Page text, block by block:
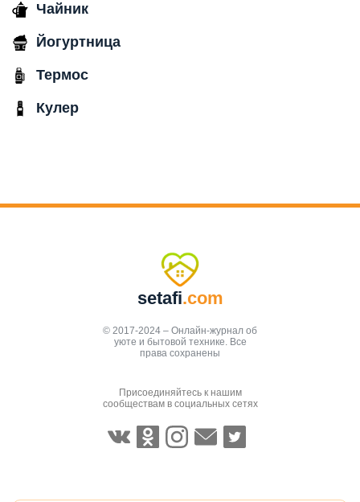
Чайник
Йогуртница
Термос
Кулер
setafi.com
© 2017-2024 – Онлайн-журнал об
уюте и бытовой технике. Все
права сохранены
Присоединяйтесь к нашим
сообществам в социальных сетях